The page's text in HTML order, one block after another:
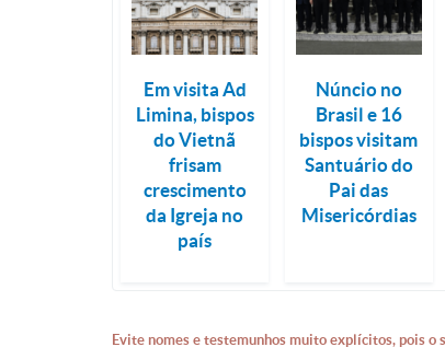
Em visita Ad
Limina, bispos
do Vietnã
frisam
crescimento
da Igreja no
país
Núncio no
Brasil e 16
bispos visitam
Santuário do
Pai das
Misericórdias
Evite nomes e testemunhos muito explícitos, pois o